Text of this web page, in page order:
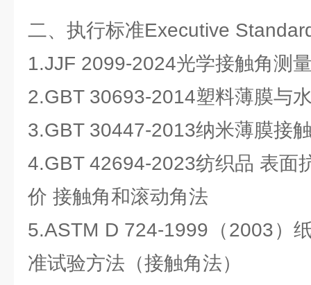
二、执行标准Executive
1.JJF 2099-2024光学接触角测
2.GBT 30693-2014塑料薄膜与
3.GBT 30447-2013纳米薄膜接
4.GBT 42694-2023纺织品 表面
价 接触角和滚动角法
5.ASTM D 724-1999（2003）
准试验方法（接触角法）